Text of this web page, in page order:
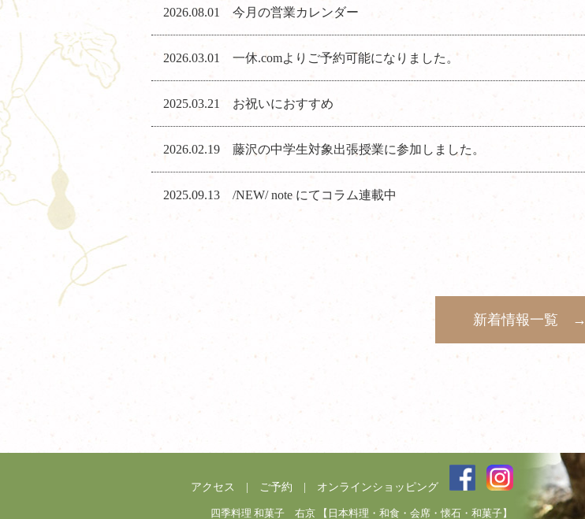
2026.08.01 今月の営業カレンダー
2026.03.01 一休.comよりご予約可能になりました。
2025.03.21 お祝いにおすすめ
2026.02.19 藤沢の中学生対象出張授業に参加しました。
2025.09.13 /NEW/ note にてコラム連載中
新着情報一覧 →
アクセス | ご予約 | オンラインショッピング
四季料理 和菓子 右京 【日本料理・和食・会席・懐石・和菓子】